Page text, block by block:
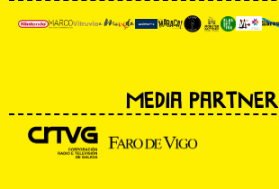
MEDIA PARTNER